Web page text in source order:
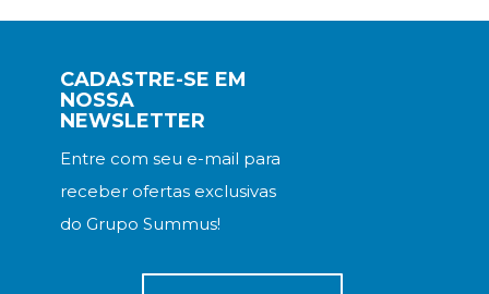
CADASTRE-SE EM
NOSSA
NEWSLETTER
Entre com seu e-mail para
receber ofertas exclusivas
do Grupo Summus!